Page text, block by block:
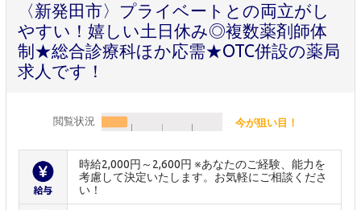
〈新発田市〉プライベートとの両立がし
やすい！嬉しい土日休み◎複数薬剤師体
制★総合診療科ほか応需★OTC併設の薬局
求人です！
閲覧状況 今が狙い目！
時給2,000円～2,600円 ※あなたのご経験、能力を
考慮して決定いたします。お気軽にご相談くださ
い！